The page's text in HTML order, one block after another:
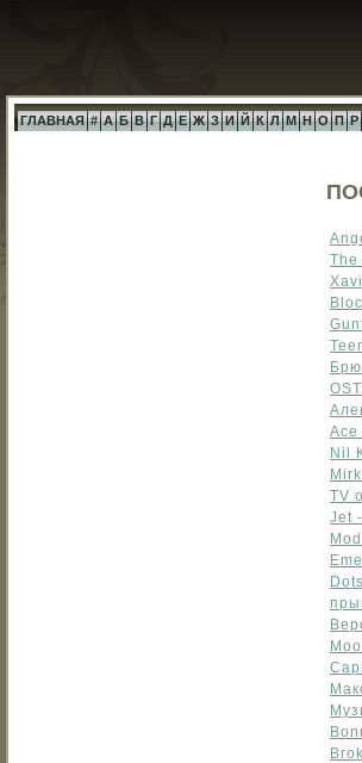
ГЛАВНАЯ # А Б В Г Д Е Ж З И Й К Л М Н О П Р
Ace
Nil
TV
Jet